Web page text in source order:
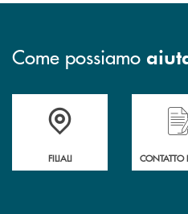
Come possiamo
Trova la filiale più vicina a te
FILIALI
Hai
CONTATTO